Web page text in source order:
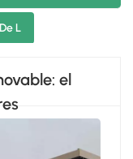
el